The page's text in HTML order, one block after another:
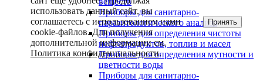
Приборы для санитарно-
паразитологического анализа
Приборы для определения чистоты
нефтепродуктов, топлив и масел
Приборы для определения мутности и
цветности воды
Приборы для санитарно-
использовать данный сайт, вы
соглашаетесь с использованием нами
cookie-файлов. Для получения
дополнительной информации см.
Политика конфиденциальности.
Принять